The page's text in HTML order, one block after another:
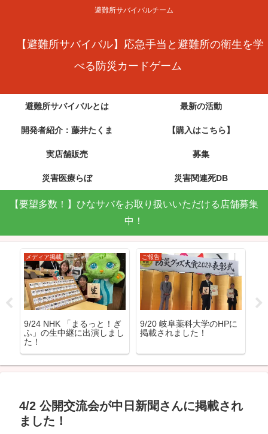
避難所サバイバルチーム
【避難所サバイバル】応急手当と避難所の衛生を学
べる防災カードゲーム
避難所サバイバルとは 最新の活動
開発者紹介：藤井たくま 【購入はこちら】
実店舗販売 募集
災害医療らぼ 災害関連死DB
【要望多数！】ひなサバをお取り扱いいただける店舗募集
中！
メディア掲載
9/24 NHK 「まるっと！ぎ
ふ」の生中継に出演しまし
た！
ご報告
9/20 岐阜薬科大学のHPに
掲載されました！
4/2 公開交流会が中日新聞さんに掲載され
ました！